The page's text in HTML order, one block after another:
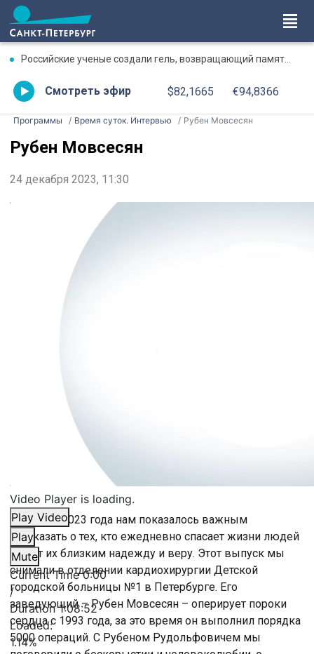
Российские ученые создали гель, возвращающий память после травмы
Смотреть эфир $82,1665 €94,8366
Программы Время суток. Интервью Рубен Мовсесян
Рубен Мовсесян
24 декабря 2023, 11:30
Video Player is loading.
Play Video
Play
Mute
Current Time0:00
/
Duration1:08:52
Loaded:
1.14%
В финале 2023 года нам показалось важным
рассказать о тех, кто ежедневно спасает жизни людей
и даёт их близким надежду и веру. Этот выпуск мы
снимали в отделении кардиохирургии Детской
городской больницы №1 в Петербурге. Его
заведующий – Рубен Мовсесян – оперирует пороки
сердца с 1993 года, за это время он выполнил порядка
5000 операций. С Рубеном Рудольфовичем мы